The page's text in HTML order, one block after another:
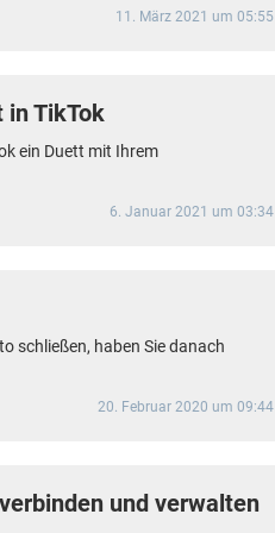
11. März 2021 um 05:55
in TikTok
ein Duett mit Ihrem
6. Januar 2021 um 03:34
schließen, haben Sie danach
20. Februar 2020 um 09:44
und verwalten